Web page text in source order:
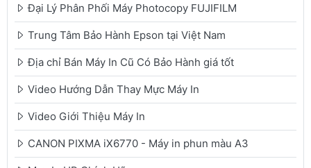
Đại Lý Phân Phối Máy Photocopy FUJIFILM
Trung Tâm Bảo Hành Epson tại Việt Nam
Địa chỉ Bán Máy In Cũ Có Bảo Hành giá tốt
Video Hướng Dẫn Thay Mực Máy In
Video Giới Thiệu Máy In
CANON PIXMA iX6770 - Máy in phun màu A3